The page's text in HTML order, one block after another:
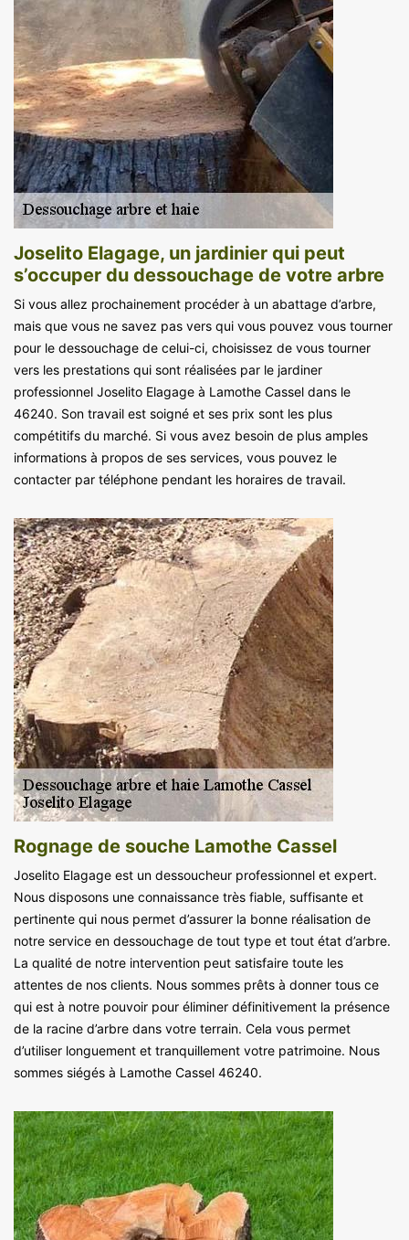
Joselito Elagage, un jardinier qui peut
s’occuper du dessouchage de votre arbre
Si vous allez prochainement procéder à un abattage d’arbre,
mais que vous ne savez pas vers qui vous pouvez vous tourner
pour le dessouchage de celui-ci, choisissez de vous tourner
vers les prestations qui sont réalisées par le jardiner
professionnel Joselito Elagage à Lamothe Cassel dans le
46240. Son travail est soigné et ses prix sont les plus
compétitifs du marché. Si vous avez besoin de plus amples
informations à propos de ses services, vous pouvez le
contacter par téléphone pendant les horaires de travail.
Rognage de souche Lamothe Cassel
Joselito Elagage est un dessoucheur professionnel et expert.
Nous disposons une connaissance très fiable, suffisante et
pertinente qui nous permet d’assurer la bonne réalisation de
notre service en dessouchage de tout type et tout état d’arbre.
La qualité de notre intervention peut satisfaire toute les
attentes de nos clients. Nous sommes prêts à donner tous ce
qui est à notre pouvoir pour éliminer définitivement la présence
de la racine d’arbre dans votre terrain. Cela vous permet
d’utiliser longuement et tranquillement votre patrimoine. Nous
sommes siégés à Lamothe Cassel 46240.